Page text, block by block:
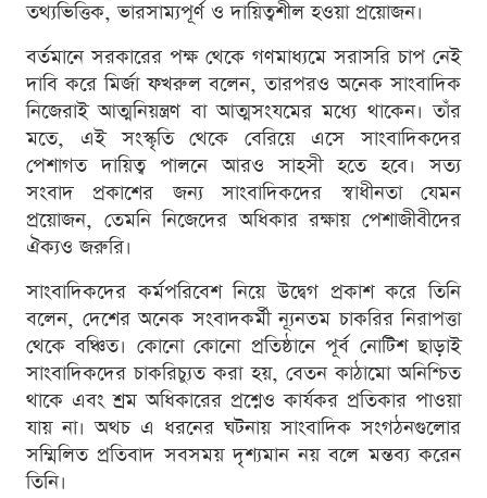
তথ্যভিত্তিক, ভারসাম্যপূর্ণ ও দায়িত্বশীল হওয়া প্রয়োজন।
বর্তমানে সরকারের পক্ষ থেকে গণমাধ্যমে সরাসরি চাপ নেই
দাবি করে মির্জা ফখরুল বলেন, তারপরও অনেক সাংবাদিক
নিজেরাই আত্মনিয়ন্ত্রণ বা আত্মসংযমের মধ্যে থাকেন। তাঁর
মতে, এই সংস্কৃতি থেকে বেরিয়ে এসে সাংবাদিকদের
পেশাগত দায়িত্ব পালনে আরও সাহসী হতে হবে। সত্য
সংবাদ প্রকাশের জন্য সাংবাদিকদের স্বাধীনতা যেমন
প্রয়োজন, তেমনি নিজেদের অধিকার রক্ষায় পেশাজীবীদের
ঐক্যও জরুরি।
সাংবাদিকদের কর্মপরিবেশ নিয়ে উদ্বেগ প্রকাশ করে তিনি
বলেন, দেশের অনেক সংবাদকর্মী ন্যূনতম চাকরির নিরাপত্তা
থেকে বঞ্চিত। কোনো কোনো প্রতিষ্ঠানে পূর্ব নোটিশ ছাড়াই
সাংবাদিকদের চাকরিচ্যুত করা হয়, বেতন কাঠামো অনিশ্চিত
থাকে এবং শ্রম অধিকারের প্রশ্নেও কার্যকর প্রতিকার পাওয়া
যায় না। অথচ এ ধরনের ঘটনায় সাংবাদিক সংগঠনগুলোর
সম্মিলিত প্রতিবাদ সবসময় দৃশ্যমান নয় বলে মন্তব্য করেন
তিনি।